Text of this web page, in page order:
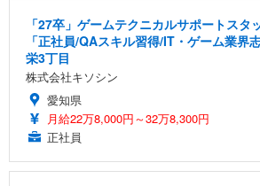
「27卒」ゲームテクニカルサポートスタ
「正社員/QAスキル習得/IT・ゲーム業界
栄3丁目
株式会社キソシン
愛知県
月給22万8,000円～32万8,300円
正社員